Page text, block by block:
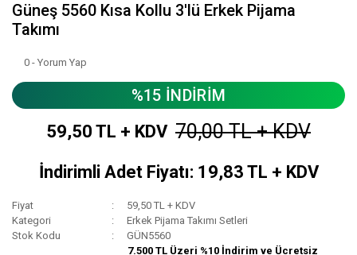
Güneş 5560 Kısa Kollu 3'lü Erkek Pijama
Takımı
0 - Yorum Yap
%15 İNDİRİM
59,50 TL + KDV 70,00 TL + KDV
İndirimli Adet Fiyatı: 19,83 TL + KDV
Fiyat
59,50 TL + KDV
Kategori
Erkek Pijama Takımı Setleri
Stok Kodu
GÜN5560
7.500 TL Üzeri %10 İndirim ve Ücretsiz